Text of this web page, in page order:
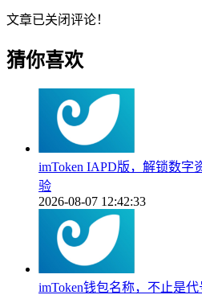
文章已关闭评论！
猜你喜欢
imToken IAPD版，解锁数字
验
2026-08-07 12:42:33
imToken钱包名称，不止是